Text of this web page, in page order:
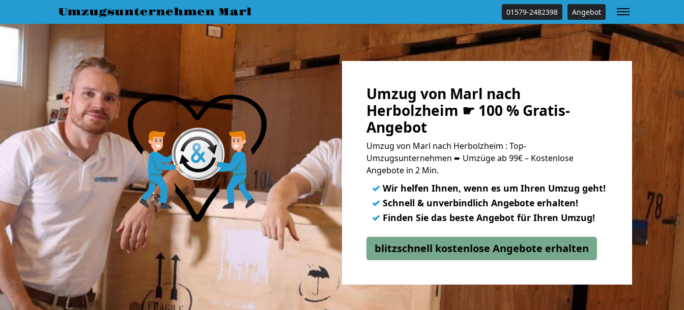
Umzugsunternehmen Marl 01579-2482398 Angebot
Umzug von Marl nach
Herbolzheim ☛ 100 % Gratis-
Angebot
Umzug von Marl nach Herbolzheim : Top-
Umzugsunternehmen ➨ Umzüge ab 99€ – Kostenlose
Angebote in 2 Min.
✓ Wir helfen Ihnen, wenn es um Ihren Umzug geht!
✓ Schnell & unverbindlich Angebote erhalten!
✓ Finden Sie das beste Angebot für Ihren Umzug!
blitzschnell kostenlose Angebote erhalten